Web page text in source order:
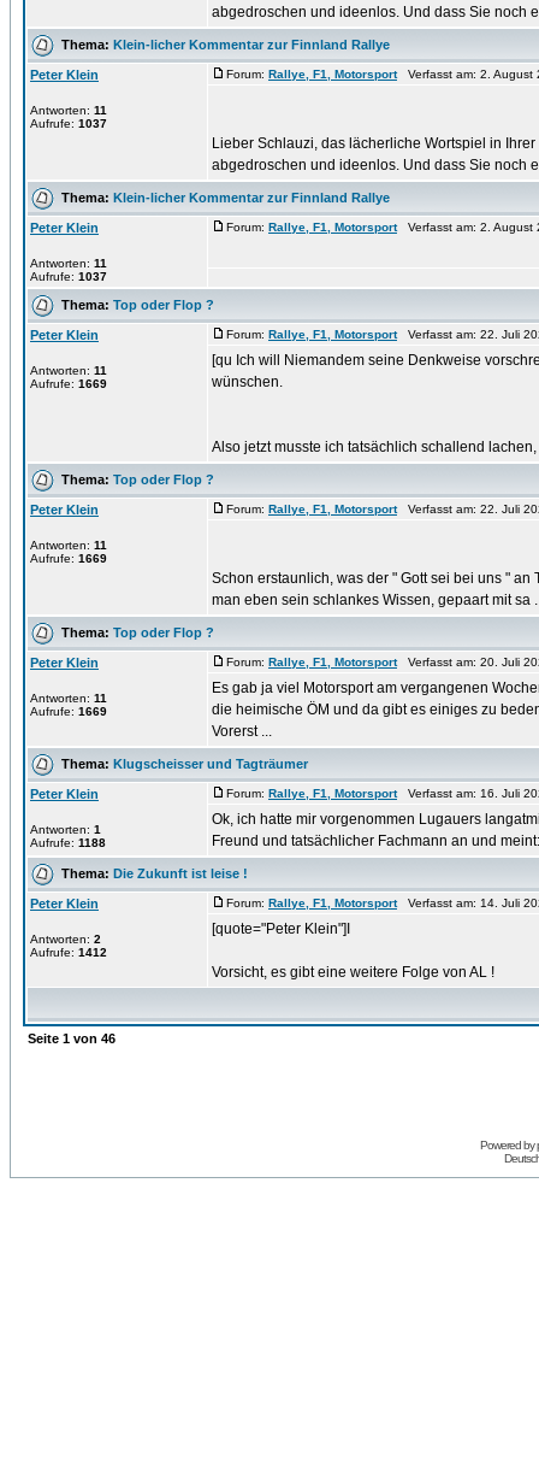
abgedroschen und ideenlos. Und dass Sie noch
Thema: Klein-licher Kommentar zur Finnland Rallye
Peter Klein
Antworten: 11
Aufrufe: 1037
Forum: Rallye, F1, MotorsportVerfasst am: 2.
Lieber Schlauzi, das lächerliche Wortspiel in
abgedroschen und ideenlos. Und dass Sie noch
Thema: Klein-licher Kommentar zur Finnland Rallye
Peter Klein
Antworten: 11
Aufrufe: 1037
Forum: Rallye, F1, MotorsportVerfasst am: 2.
Thema: Top oder Flop ?
Peter Klein
Antworten: 11
Aufrufe: 1669
Forum: Rallye, F1, MotorsportVerfasst am: 22. Juli
[qu Ich will Niemandem seine Denkweise
wünschen.
Also jetzt musste ich tatsächlich schallend lachen,
Thema: Top oder Flop ?
Peter Klein
Antworten: 11
Aufrufe: 1669
Forum: Rallye, F1, MotorsportVerfasst am: 22. Juli
Schon erstaunlich, was der " Gott sei bei uns "
man eben sein schlankes Wissen, gepaart mit sa
Thema: Top oder Flop ?
Peter Klein
Antworten: 11
Aufrufe: 1669
Forum: Rallye, F1, MotorsportVerfasst am: 20. Juli
Es gab ja viel Motorsport am vergangenen
die heimische ÖM und da gibt es einiges zu
Vorerst ...
Thema: Klugscheisser und Tagträumer
Peter Klein
Antworten: 1
Aufrufe: 1188
Forum: Rallye, F1, MotorsportVerfasst am: 16. Juli
Ok, ich hatte mir vorgenommen Lugauers
Freund und tatsächlicher Fachmann an und
Thema: Die Zukunft ist leise !
Peter Klein
Antworten: 2
Aufrufe: 1412
Forum: Rallye, F1, MotorsportVerfasst am: 14. Juli
[quote="Peter Klein"]I
Vorsicht, es gibt eine weitere Folge von AL !
Seite 1 von 46
Powered by